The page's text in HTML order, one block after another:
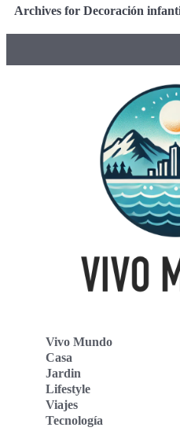
Archives for Decoración
Vivo Mundo
Casa
Jardin
Lifestyle
Viajes
Tecnología